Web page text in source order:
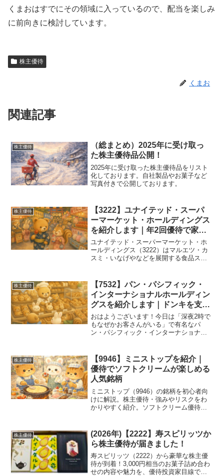
くまおはすでにその領域に入っているので、配当を楽しみ
に前向きに検討しています。
株主優待
くまお
関連記事
株主優待
（総まとめ）2025年に受け取っ
た株主優待品公開！
2025年に受け取った株主優待品をリスト
化しております。自社製品やお菓子など
写真付きで公開しております。
株主優待
【3222】ユナイテッド・スーパ
ーマーケット・ホールディングス
を紹介します｜年2回優待で家計
を応援！
ユナイテッド・スーパーマーケット・ホ
ールディングス（3222）はマルエツ・カ
スミ・いなげやなどを展開する食品スー
すく紹介します。
株主優待
【7532】パン・パシフィック・
インターナショナルホールディン
グスを紹介します｜ドンキを支え
る成長企業
おはようございます！今日は「深夜2時で
もなぜかお客さんがいる」で有名なパ
ン・パシフィック・インターナショナル
呼ばれることが多いですが、「ドン・キ
ホーテの会社」と言っ...
株主優待
【9946】ミニストップを紹介｜
優待でソフトクリームが楽しめる
人気銘柄
ミニストップ（9946）の銘柄を初心者向
けに解説。株主優待・強みやリスクをわ
かりやすく紹介。ソフトクリーム優待で
株主優待
(2026年)【2222】寿スピリッツか
ら株主優待が届きました！
寿スピリッツ（2222）から豪華な株主優
待が到着！3,000円相当のお菓子詰め合わ
せの内容や魅力を、優待投資家目線でユ